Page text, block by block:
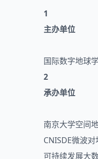
1
主办单位
国际数字地球
2
承办单位
南京大学空间
CNISDE微波
可持续发展大